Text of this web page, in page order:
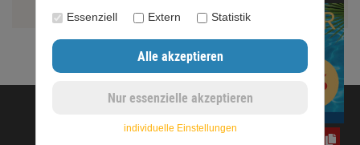
©opyright 2020 - www.dachrinnen-shop.de
Essenziell Extern Statistik
individuelle Einstellungen